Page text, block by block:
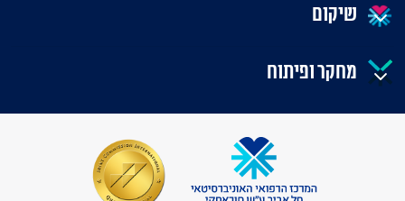
שיקום
מחקר ופיתוח